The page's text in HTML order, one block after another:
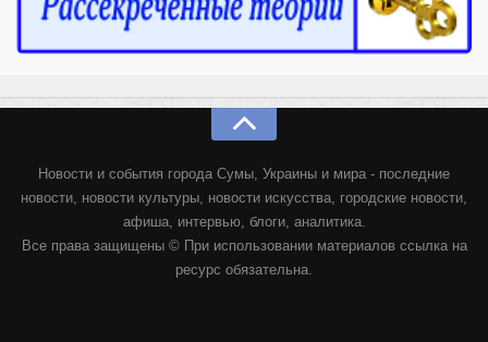
Новости и события города Сумы, Украины и мира - последние
новости, новости культуры, новости искусства, городские новости,
афиша, интервью, блоги, аналитика.
Все права защищены © При использовании материалов ссылка на
ресурс обязательна.